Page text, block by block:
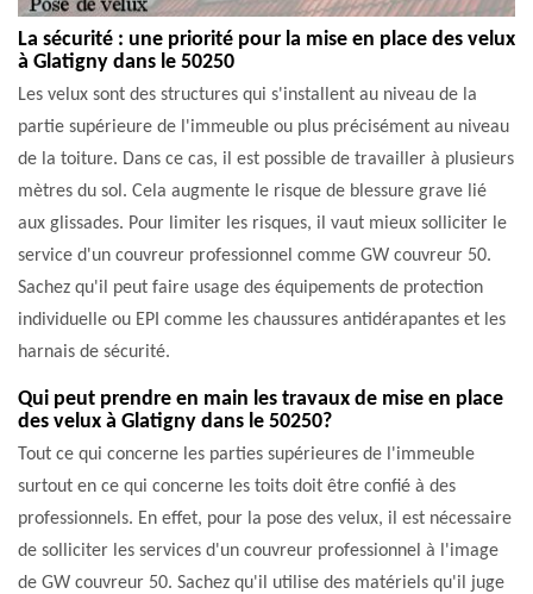
La sécurité : une priorité pour la mise en place des velux
à Glatigny dans le 50250
Les velux sont des structures qui s'installent au niveau de la
partie supérieure de l'immeuble ou plus précisément au niveau
de la toiture. Dans ce cas, il est possible de travailler à plusieurs
mètres du sol. Cela augmente le risque de blessure grave lié
aux glissades. Pour limiter les risques, il vaut mieux solliciter le
service d'un couvreur professionnel comme GW couvreur 50.
Sachez qu'il peut faire usage des équipements de protection
individuelle ou EPI comme les chaussures antidérapantes et les
harnais de sécurité.
Qui peut prendre en main les travaux de mise en place
des velux à Glatigny dans le 50250?
Tout ce qui concerne les parties supérieures de l'immeuble
surtout en ce qui concerne les toits doit être confié à des
professionnels. En effet, pour la pose des velux, il est nécessaire
de solliciter les services d'un couvreur professionnel à l'image
de GW couvreur 50. Sachez qu'il utilise des matériels qu'il juge